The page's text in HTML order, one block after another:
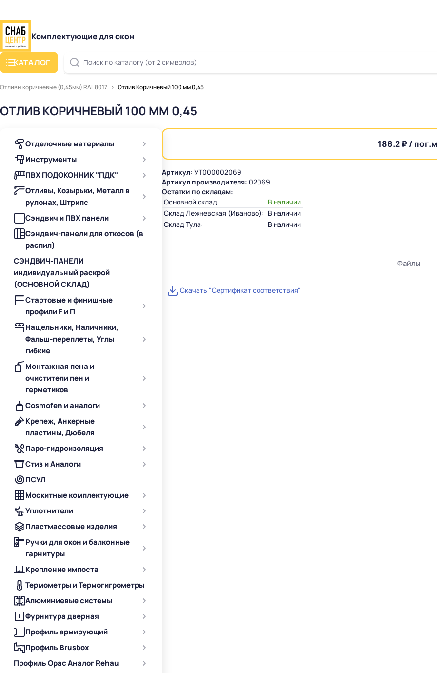
Комплектующие для окон
КАТАЛОГ Поиск по каталогу (от 2 символов)
Отливы коричневые (0,45мм) RAL 8017 Отлив Коричневый 100 мм 0,45
ОТЛИВ КОРИЧНЕВЫЙ 100 ММ 0,45
Отделочные материалы
Инструменты
ПВХ ПОДОКОННИК "ПДК"
Отливы, Козырьки, Металл в
рулонах, Штрипс
Сэндвич и ПВХ панели
Сэндвич-панели для откосов (в
распил)
СЭНДВИЧ-ПАНЕЛИ
индивидуальный раскрой
(ОСНОВНОЙ СКЛАД)
Стартовые и финишные
профили F и П
Нащельники, Наличники,
Фальш-переплеты, Углы
гибкие
Монтажная пена и
очистители пен и
герметиков
Cosmofen и аналоги
Крепеж, Анкерные
пластины, Дюбеля
Паро-гидроизоляция
Стиз и Аналоги
ПСУЛ
Москитные комплектующие
Уплотнители
Пластмассовые изделия
Ручки для окон и балконные
гарнитуры
Крепление импоста
Термометры и Термогигрометры
Алюминиевые системы
Фурнитура дверная
Профиль армирующий
Профиль Brusbox
Профиль Орас Аналог Rehau
188.2 ₽ /
Артикул: УТ000002069
Артикул производителя: 02069
Остатки по складам:
Основной склад:
В наличии
Склад Лежневская (Иваново): В наличии
Склад Тула:
В наличии
Файлы
Скачать "Сертификат соответствия"